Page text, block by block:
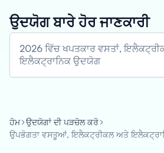
ਉਦਯੋਗ ਬਾਰੇ ਹੋਰ ਜਾਣਕਾਰੀ
2026 ਵਿੱਚ ਖਪਤਕਾਰ ਵਸਤਾਂ,
ਇਲੈਕਟ੍ਰਾਨਿਕ ਉਦਯੋਗ
ਹੋਮ ਉਦਯੋਗਾਂ ਦੀ ਪੜਚੋਲ ਕਰੋ
ਉਪਭੋਗਤਾ ਵਸਤੂਆਂ, ਇਲੈਕਟ੍ਰੀਕਲ ਅਤੇ